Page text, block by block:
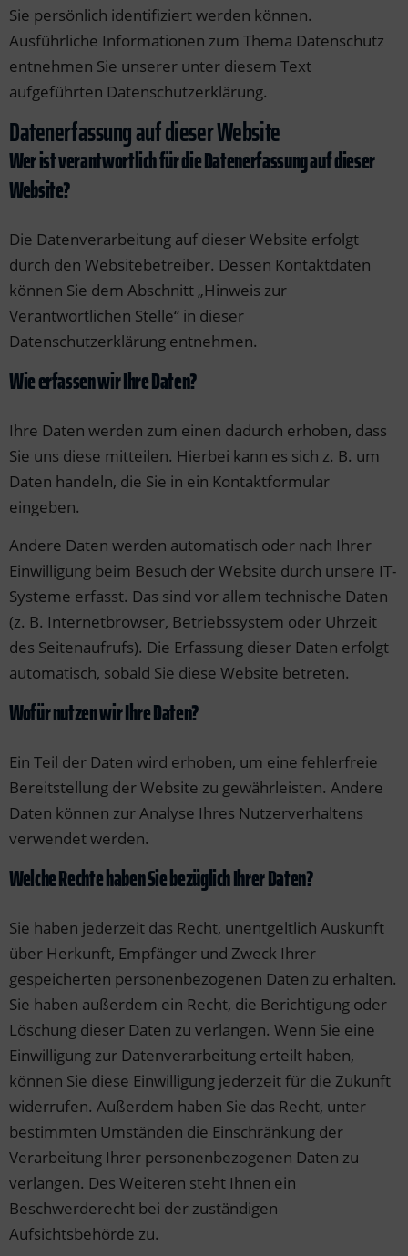
Sie persönlich identifiziert werden können.
Ausführliche Informationen zum Thema Datenschutz
entnehmen Sie unserer unter diesem Text
aufgeführten Datenschutzerklärung.
Datenerfassung auf dieser Website
Wer ist verantwortlich für die Datenerfassung auf dieser
Website?
Die Datenverarbeitung auf dieser Website erfolgt
durch den Websitebetreiber. Dessen Kontaktdaten
können Sie dem Abschnitt „Hinweis zur
Verantwortlichen Stelle“ in dieser
Datenschutzerklärung entnehmen.
Wie erfassen wir Ihre Daten?
Ihre Daten werden zum einen dadurch erhoben, dass
Sie uns diese mitteilen. Hierbei kann es sich z. B. um
Daten handeln, die Sie in ein Kontaktformular
eingeben.
Andere Daten werden automatisch oder nach Ihrer
Einwilligung beim Besuch der Website durch unsere IT-
Systeme erfasst. Das sind vor allem technische Daten
(z. B. Internetbrowser, Betriebssystem oder Uhrzeit
des Seitenaufrufs). Die Erfassung dieser Daten erfolgt
automatisch, sobald Sie diese Website betreten.
Wofür nutzen wir Ihre Daten?
Ein Teil der Daten wird erhoben, um eine fehlerfreie
Bereitstellung der Website zu gewährleisten. Andere
Daten können zur Analyse Ihres Nutzerverhaltens
verwendet werden.
Welche Rechte haben Sie bezüglich Ihrer Daten?
Sie haben jederzeit das Recht, unentgeltlich Auskunft
über Herkunft, Empfänger und Zweck Ihrer
gespeicherten personenbezogenen Daten zu erhalten.
Sie haben außerdem ein Recht, die Berichtigung oder
Löschung dieser Daten zu verlangen. Wenn Sie eine
Einwilligung zur Datenverarbeitung erteilt haben,
können Sie diese Einwilligung jederzeit für die Zukunft
widerrufen. Außerdem haben Sie das Recht, unter
bestimmten Umständen die Einschränkung der
Verarbeitung Ihrer personenbezogenen Daten zu
verlangen. Des Weiteren steht Ihnen ein
Beschwerderecht bei der zuständigen
Aufsichtsbehörde zu.
& Reifen
& Reifen
& Reifen
& Reifen
& Reifen
Rover Velar
Rover Evoque
& Reifen
Rover Classic